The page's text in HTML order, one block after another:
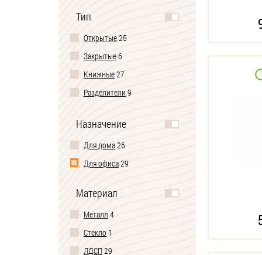
Тип
Открытые25
Закрытые6
Книжные27
Разделители 9
Модульные 7
Пристенные
Без задней стенки
Назначение
Для дома26
Для офиса29
Материал
Металл 4
Стекло 1
ЛДСП29